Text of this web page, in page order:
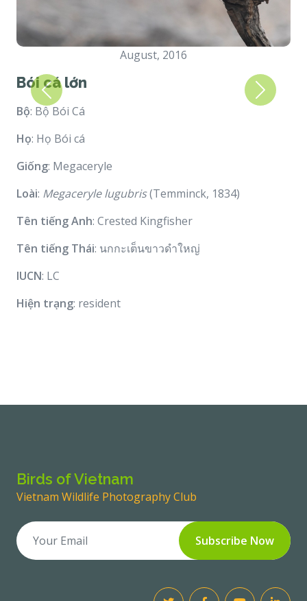
August, 2016
Bói cá lớn
Bộ: Bộ Bói Cá
Họ: Họ Bói cá
Giống: Megaceryle
Loài: Megaceryle lugubris(Temminck, 1834)
Tên tiếng Anh: Crested Kingfisher
Tên tiếng Thái: นกกะเต็นขาวดำใหญ่
IUCN: LC
Hiện trạng: resident
Previous Next
Birds of Vietnam
Vietnam Wildlife Photography Club
Subscribe Now